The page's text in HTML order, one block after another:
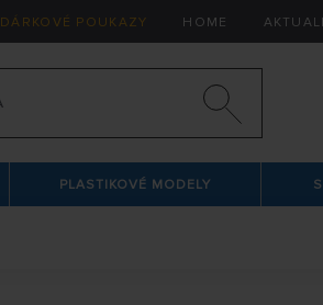
DÁRKOVÉ POUKAZY HOME
PLASTIKOVÉ MODELY